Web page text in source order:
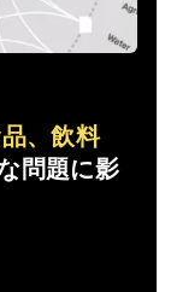
、飲料
問題に影